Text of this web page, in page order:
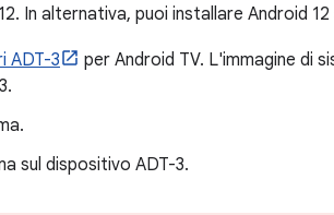
In alternativa, puoi installare Android
ADT-3
per Android TV. L'immagine di
sul dispositivo ADT-3.